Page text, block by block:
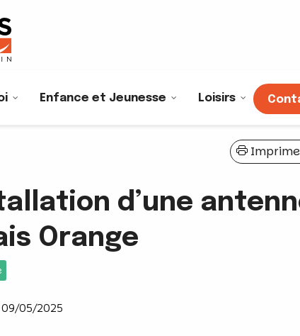
Enfance et Jeunesse Loisirs
d’une
Orange
09/05/2025